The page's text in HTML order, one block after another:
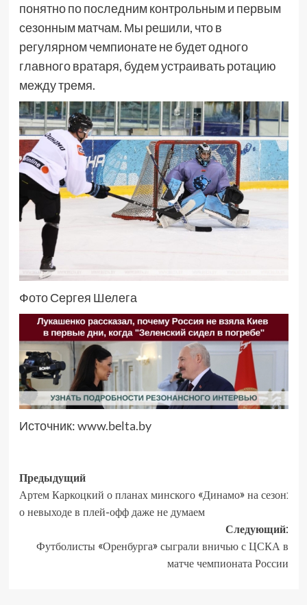
понятно по последним контрольным и первым
сезонным матчам. Мы решили, что в
регулярном чемпионате не будет одного
главного вратаря, будем устраивать ротацию
между тремя.
Фото Сергея Шелега
Источник:www.belta.by
Предыдущий
Артем Каркоцкий о планах минского «Динамо» на сезон:
о невыходе в плей-офф даже не думаем
Следующий:
Футболисты «Оренбурга» сыграли вничью с ЦСКА в
матче чемпионата России